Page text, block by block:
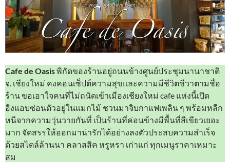
Cafe de Oasisพิกัดของร้านอยู่ถนนข้างศูนย์ประชุมนานาชาติ
จ. เชียงใหม่ คงคอนเซ็ปต์ความสุขและความมีชีวิตชีวาตามชื่อ
ร้าน ขอเอาใจคนที่ไม่ถนัดเข้าเมืองเชียงใหม่ cafe แห่งนี้เปิด
อิงแอบซ่อนตัวอยู่ในแมกไม้ ชวนมาจิบกาแฟเพลิน ๆ พร้อมหลีก
หนีจากความวุ่นวายกันที่ เป็นร้านที่ค่อนข้างมีพื้นที่สีเขียวเยอะ
มาก จัดสรรให้ออกมาน่ารักได้อย่างลงตัวประสบความสำเร็จ
ด้วยสไตล์ล้านนา คลาสสิค หรูหรา เก่าแก่ ทุกเมนูราคาเหมาะ
สม